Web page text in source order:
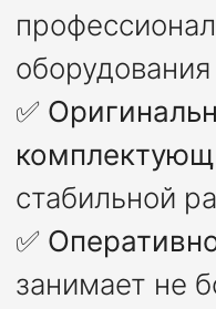
оборудования
✅
стабильной
✅
занимает не